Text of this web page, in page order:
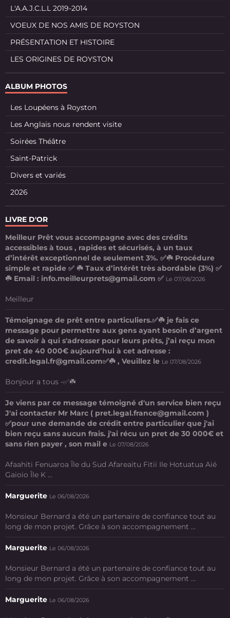
L'A.A.J.C.L.L 2019-2014
VOEUX DE NOS AMIS DE ROYSTON
PRÉSENTATION ET HISTOIRE
LES ORIGINES DE ROYSTON
ALBUM PHOTOS
Les Loupéens à Royston
Les Anglais nous rendent visite
Soirées Théâtre
Saint-Patrick
Divers et variés
2026
LIVRE D'OR
Meilleur Prêt vous accompagne avec des crédits
accessibles à tous , rapides et sécurisés, à un taux
d’intérêt exceptionnel de seulement 3%. ✅☘️ Procédure
simple et rapide ✅ ☘️ Taux d’intérêt très abordable (3%) ✅
☘️ Email : info.meilleurprets@gmail.com ✅ Le 07/08/2026
Meilleur
Témoignage de prêt entre particuliers.✅☘️ je fais ce
message pour permettre aux gens ayant besoin d’argent
de savoir à qui s'adresser pour leurs prêts, j’ai reçu mon
pret de 40 000€ aujourd’hui à cet adresse :
credit.legal.fr@gmail.com✅☘️ , Veuillez le Le 07/08/2026
Bonjour a tous -✅☘️
Je viens par ce message témoigné d'un service bien reçu
J'ai contacter Mr Marc ( pret.legal.france@gmail.com )
✅pour une demande de crédit entre particulier que j'ai
bien reçu sans aucun frais. j'ai récu un pret de 30 000€ et
sans rien payer , son mail e Le 07/08/2026
Afaahiti Fenuaroa Île du Sud Afareaitu Fitii Ile Hotuatua Aié
Gaioio Île K ...
Marguerite Le 06/08/2026
Monsieur Bernard a été un partenaire de confiance tout au
long de mon projet. Grâce à son accompagnement ...
Marguerite Le 06/08/2026
Monsieur Bernard a été un partenaire de confiance tout au
long de mon projet. Grâce à son accompagnement ...
Marguerite Le 06/08/2026